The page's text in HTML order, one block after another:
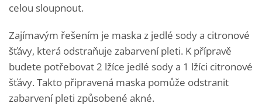
celou sloupnout.
Zajímavým řešením je maska z jedlé sody a citronové
šťávy, která odstraňuje zabarvení pleti. K přípravě
budete potřebovat 2 lžíce jedlé sody a 1 lžíci citronové
šťávy. Takto připravená maska pomůže odstranit
zabarvení pleti způsobené akné.